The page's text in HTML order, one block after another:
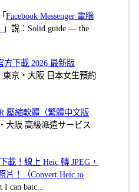
Facebook Messenger 電腦
」說：Solid guide — the
方下載 2026 最新版
東京・大阪 日本女生預約
壓縮軟體（繁體中文版
大阪 高級派遣サービス
載！線上 Heic 轉 JPEG，
片！（Convert Heic to
can batc...